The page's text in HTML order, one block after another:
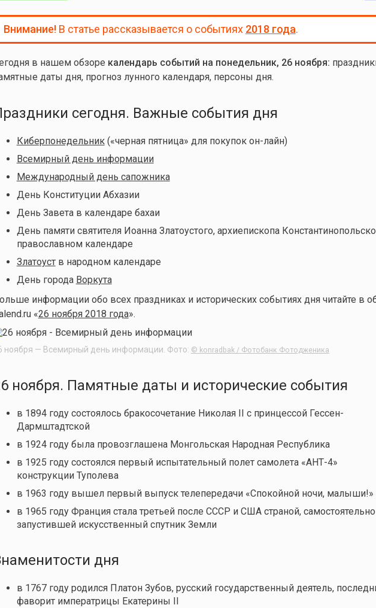
Внимание!В статье рассказывается о событиях 2018 года.
в нашем обзоре календарь событий на понедельник, 26 ноября:
даты дня, прогноз лунного календаря, персоны дня.
сегодня. Важные события дня
Киберпонедельник(«черная пятница» для покупок он-лайн)
Всемирный день информации
Международный день сапожника
День Конституции Абхазии
День Завета в календаре бахаи
День памяти святителя Иоанна Златоустого, архиепископа
православном календаре
Златоуств народном календаре
День города Воркута
информации обо всех праздниках и исторических событиях дня читайте в
«26 ноября 2018 года».
ноября — Всемирный день информации. Фото: © konradbak / Фотобанк Фотодженика
ноября. Памятные даты и исторические события
в 1894 году состоялось бракосочетание Николая II с принцессой Гессен-
Дармштадтской
в 1924 году была провозглашена Монгольская Народная Республика
в 1925 году состоялся первый испытательный полет самолета «АНТ-4»
конструкции Туполева
в 1963 году вышел первый выпуск телепередачи «Спокойной ночи, малыши!»
в 1965 году Франция стала третьей после СССР и США страной, самостоятельно
запустившей искусственный спутник Земли
дня
в 1767 году родился Платон Зубов, русский государственный деятель,
фаворит императрицы Екатерины II